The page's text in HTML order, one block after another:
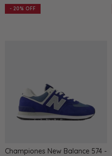
20
Championes New Balance 574 -